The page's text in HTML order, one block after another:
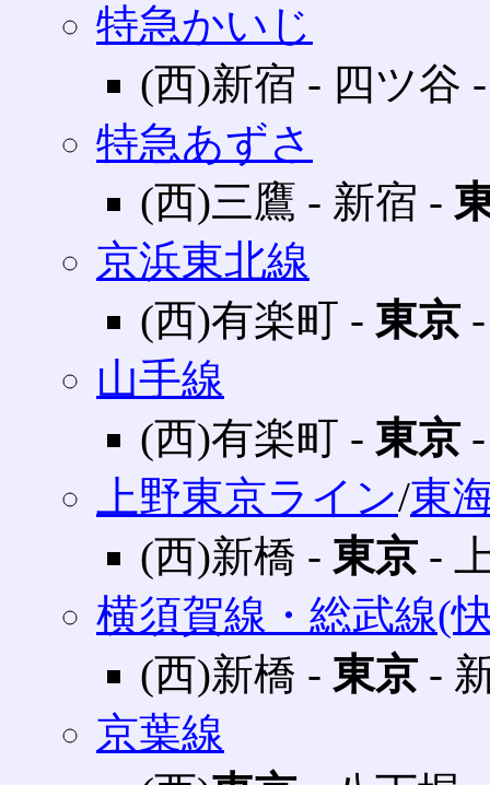
特急かいじ
(西)新宿 ‐ 四ツ谷
特急あずさ
(西)三鷹 ‐ 新宿 ‐
京浜東北線
(西)有楽町 ‐ 東京
山手線
(西)有楽町 ‐ 東京
上野東京ライン/東
(西)新橋 ‐ 東京‐
横須賀線・総武線(
(西)新橋 ‐ 東京‐
京葉線